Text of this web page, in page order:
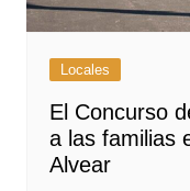
Locales
El Concurso
a las familias
Alvear